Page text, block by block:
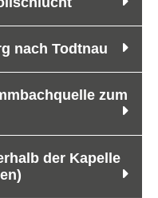
nach Todtnau
zum
der Kapelle